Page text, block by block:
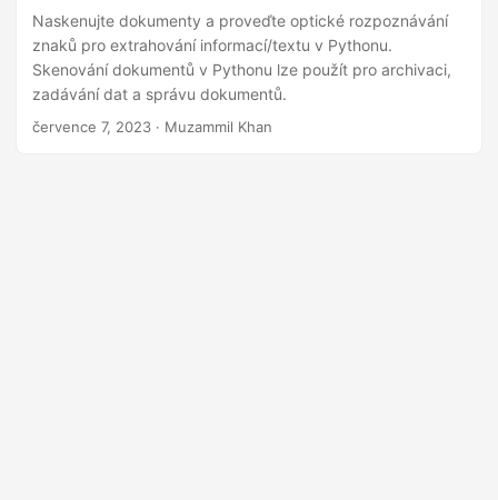
Naskenujte dokumenty a proveďte optické rozpoznávání
znaků pro extrahování informací/textu v Pythonu.
Skenování dokumentů v Pythonu lze použít pro archivaci,
zadávání dat a správu dokumentů.
července 7, 2023 · Muzammil Khan